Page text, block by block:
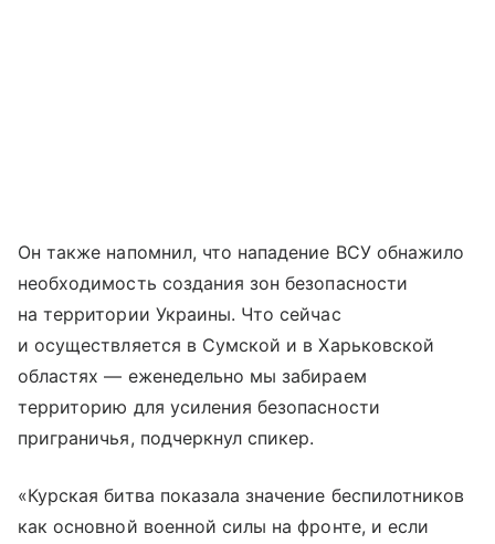
Он также напомнил, что нападение ВСУ обнажило
необходимость создания зон безопасности
на территории Украины. Что сейчас
и осуществляется в Сумской и в Харьковской
областях — еженедельно мы забираем
территорию для усиления безопасности
приграничья, подчеркнул спикер.
«Курская битва показала значение беспилотников
как основной военной силы на фронте, и если